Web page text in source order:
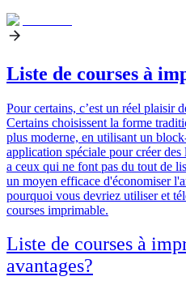
Liste de courses à
Pour certains, c’est un réel plaisir
Certains choisissent la forme
plus moderne, en utilisant un
application spéciale pour créer
a ceux qui ne font pas du tout de
un moyen efficace d'économiser
pourquoi vous devriez utiliser et
courses imprimable.
Liste de courses à
avantages?